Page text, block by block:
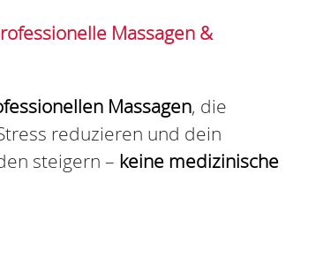
Massagen &
Massagen, die
reduzieren und dein
steigern – keine medizinische